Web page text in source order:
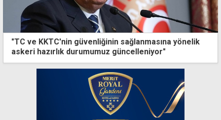
"TC ve KKTC'nin güvenliğinin sağlanmasına yönelik
askeri hazırlık durumumuz güncelleniyor"